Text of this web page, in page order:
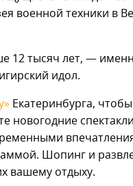
военной техники в
12 тысяч лет, —
идол.
Екатеринбурга,
новогодние
Шопинг и
вашему отдыху.